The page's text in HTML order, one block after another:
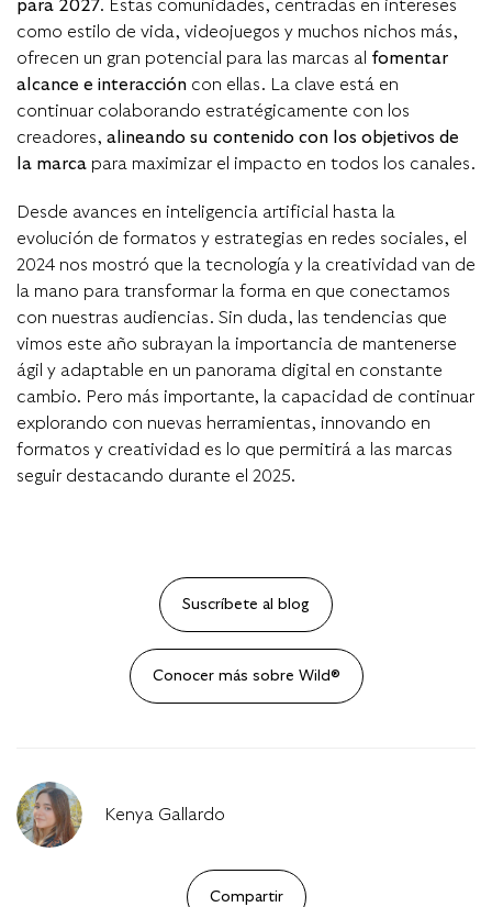
para 2027. Estas comunidades, centradas en intereses
como estilo de vida, videojuegos y muchos nichos más,
ofrecen un gran potencial para las marcas al fomentar
alcance e interacción con ellas. La clave está en
continuar colaborando estratégicamente con los
creadores, alineando su contenido con los objetivos de
la marca para maximizar el impacto en todos los canales.
Desde avances en inteligencia artificial hasta la
evolución de formatos y estrategias en redes sociales, el
2024 nos mostró que la tecnología y la creatividad van de
la mano para transformar la forma en que conectamos
con nuestras audiencias. Sin duda, las tendencias que
vimos este año subrayan la importancia de mantenerse
ágil y adaptable en un panorama digital en constante
cambio. Pero más importante, la capacidad de continuar
explorando con nuevas herramientas, innovando en
formatos y creatividad es lo que permitirá a las marcas
seguir destacando durante el 2025.
Suscríbete al blog
Conocer más sobre Wild®
Kenya Gallardo
Compartir